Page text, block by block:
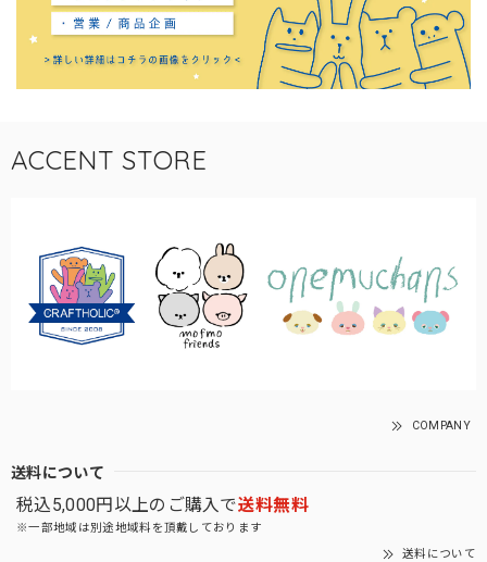
ACCENT STORE
COMPANY
送料について
税込5,000円以上のご購入で送料無料
※一部地域は別途地域料を頂戴しております
送料について